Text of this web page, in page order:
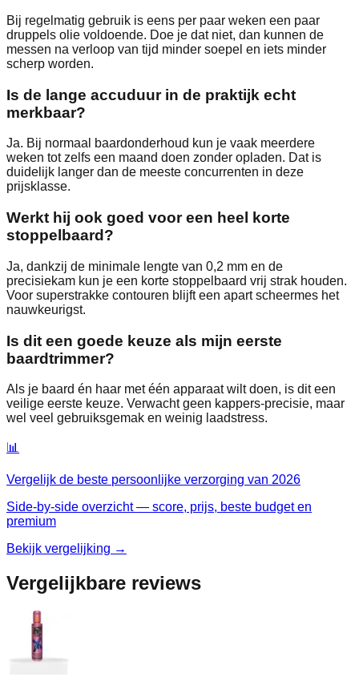
Bij regelmatig gebruik is eens per paar weken een paar
druppels olie voldoende. Doe je dat niet, dan kunnen de
messen na verloop van tijd minder soepel en iets minder
scherp worden.
Is de lange accuduur in de praktijk echt
merkbaar?
Ja. Bij normaal baardonderhoud kun je vaak meerdere
weken tot zelfs een maand doen zonder opladen. Dat is
duidelijk langer dan de meeste concurrenten in deze
prijsklasse.
Werkt hij ook goed voor een heel korte
stoppelbaard?
Ja, dankzij de minimale lengte van 0,2 mm en de
precisiekam kun je een korte stoppelbaard vrij strak houden.
Voor superstrakke contouren blijft een apart scheermes het
nauwkeurigst.
Is dit een goede keuze als mijn eerste
baardtrimmer?
Als je baard én haar met één apparaat wilt doen, is dit een
veilige eerste keuze. Verwacht geen kappers-precisie, maar
wel veel gebruiksgemak en weinig laadstress.
📊
Vergelijk de beste persoonlijke verzorging van 2026
Side-by-side overzicht — score, prijs, beste budget en
premium
Bekijk vergelijking →
Vergelijkbare reviews